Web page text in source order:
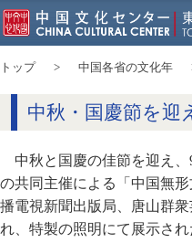
トップ 中国各省の文化年
中秋・国慶節を迎
中秋と国慶の佳節を迎え
の共同主催による「中国無
播電視新聞出版局、唐山群
れ、特製の照明にて展示さ